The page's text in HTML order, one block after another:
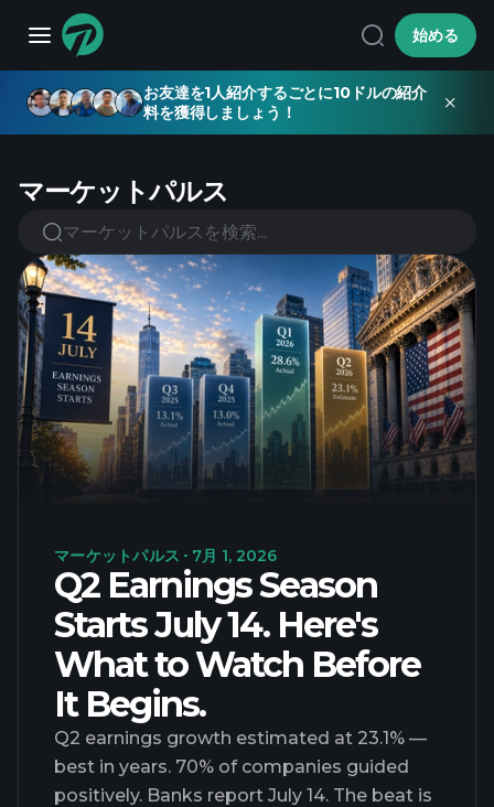
始める
お友達を1人紹介するごとに10ドルの紹介
料を獲得しましょう！
マーケットパルス
マーケットパルス 7月 1, 2026
Q2 Earnings Season
Starts July 14. Here's
What to Watch Before
It Begins.
Q2 earnings growth estimated at 23.1% —
best in years. 70% of companies guided
positively. Banks report July 14. The beat is